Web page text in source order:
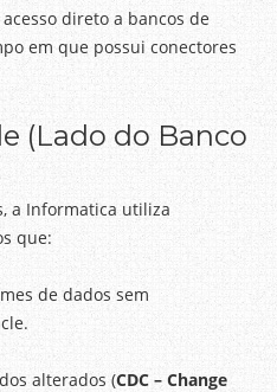
direto a bancos de
em que possui conectores
(Lado do Banco
a Informatica utiliza
que:
de dados sem
alterados (CDC – Change